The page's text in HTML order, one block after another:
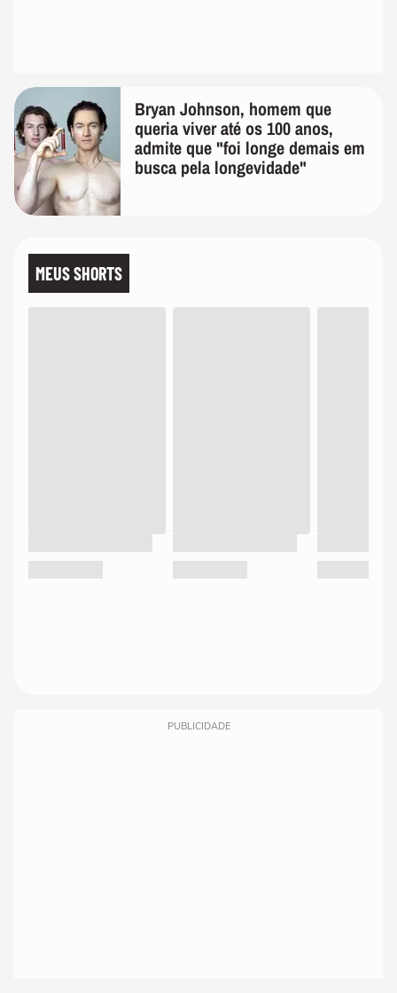
Bryan Johnson, homem que
queria viver até os 100 anos,
admite que "foi longe demais em
busca pela longevidade"
MEUS SHORTS
PUBLICIDADE